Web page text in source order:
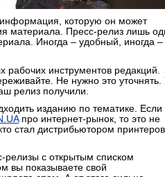
которую он может
материала. Пресс-релиз лишь
Иногда – удобный, иногда –
рабочих инструментов редакций.
Не нужно это уточнять.
релиз получили.
изданию по тематике. Если
про интернет-рынок, то это не
стал дистрибьютором
релизы с открытым списком
вы показываете свой